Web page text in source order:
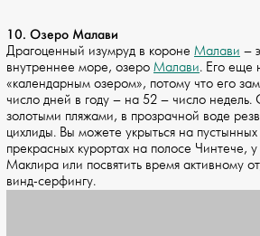
10. Озеро Малави
Драгоценный изумруд в короне Малави –
внутреннее море, озеро Малави. Его еще
«календарным озером», потому что его
число дней в году – на 52 – число
золотыми пляжами, в прозрачной воде
цихлиды. Вы можете укрыться на
прекрасных курортах на полосе Чинтече,
Маклира или посвятить время активному
винд-серфингу.